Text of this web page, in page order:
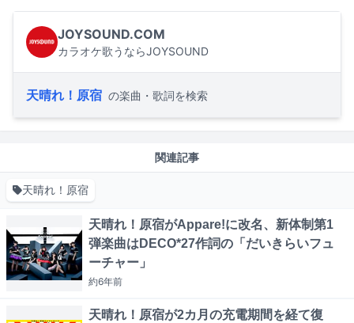
JOYSOUND.COM
カラオケ歌うならJOYSOUND
天晴れ！原宿 の楽曲・歌詞を検索
関連記事
天晴れ！原宿
天晴れ！原宿がAppare!に改名、新体制第1
弾楽曲はDECO*27作詞の「だいきらいフュ
ーチャー」
約6年前
天晴れ！原宿が2カ月の充電期間を経て復